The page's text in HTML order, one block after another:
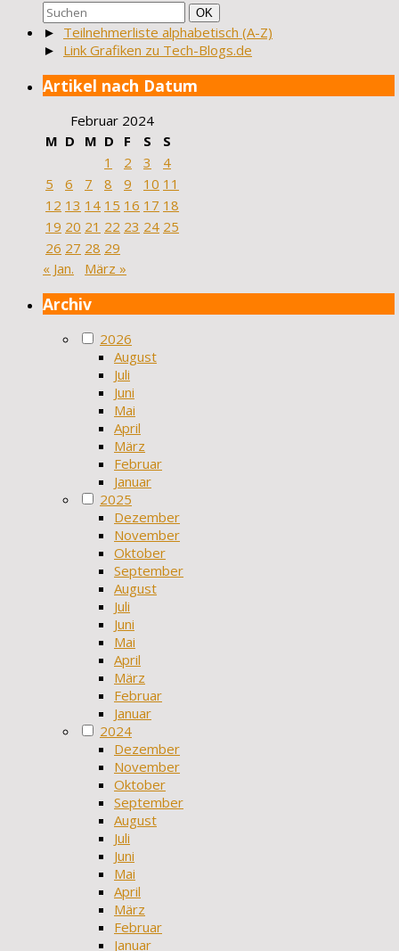
Suchen
nach:
Suchen
OK
► Teilnehmerliste alphabetisch (A-Z)
► Link Grafiken zu Tech-Blogs.de
Artikel nach Datum
Februar 2024
M D M D F S
S
1
2 3
4
5
6 7 8 9 10 11
12 13 14 15 16 17 18
19 20 21 22 23 24 25
26 27 28 29
« Jan.
März »
Archiv
2026
August
Juli
Juni
Mai
April
März
Februar
Januar
2025
Dezember
November
Oktober
September
August
Juli
Juni
Mai
April
März
Februar
Januar
2024
Dezember
November
Oktober
September
August
Juli
Juni
Mai
April
März
Februar
Januar